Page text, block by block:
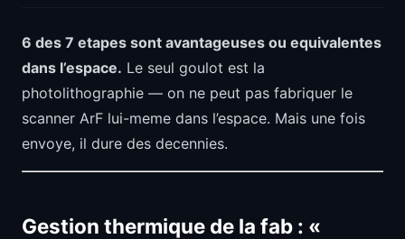
6 des 7 etapes sont avantageuses ou equivalentes
dans l’espace. Le seul goulot est la
photolithographie — on ne peut pas fabriquer le
scanner ArF lui-meme dans l’espace. Mais une fois
envoye, il dure des decennies.
Gestion thermique de la fab : «